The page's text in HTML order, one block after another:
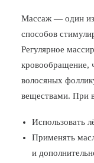
Массаж — один
способов
Регулярное
кровообращение,
волосяных
веществами. При
Использовать
Применять
и